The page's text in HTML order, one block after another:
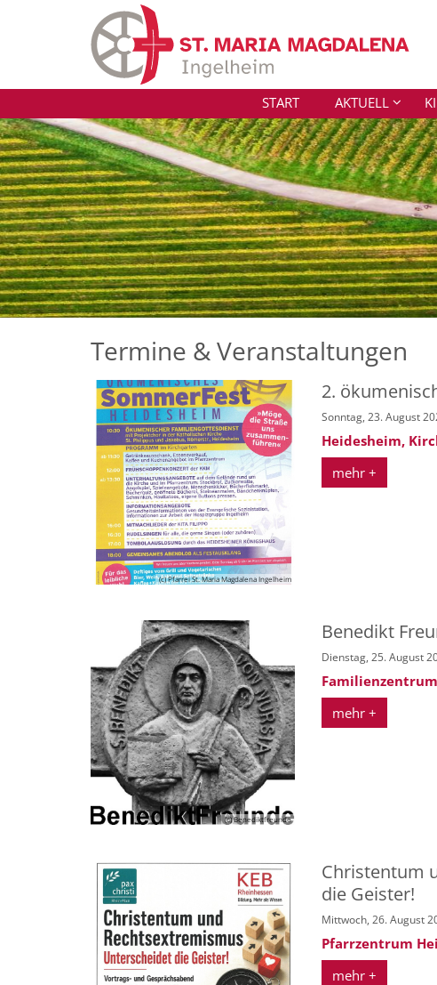
Zum Inhalt springen
START AKTUELL
Termine & Veranstaltungen
(c) Pfarrei St. Maria Magdalena Ingelheim
2.
Sonntag, 23. August
Heidesheim,
mehr +
(c) Benediktfreunde
Benedikt
Dienstag, 25. August
mehr +
Christentum
die Geister!
Mittwoch, 26. August
Pfarrzentrum
mehr +